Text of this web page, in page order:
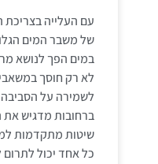
עם העלייה בצריכת
של משבר המים
במים הפך לנושא
לא רק חוסך
לשמירה על
ברחובות מדגיש את
שיטות מתקדמות
כל אחד יכול לתרום